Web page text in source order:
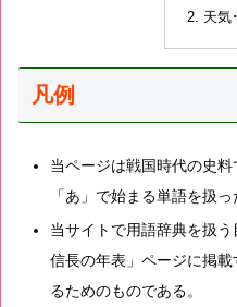
天気
凡例
当ページは戦国時代の史料
「あ」で始まる単語を扱っ
当サイトで用語辞典を扱
信長の年表」ページに掲
るためのものである。